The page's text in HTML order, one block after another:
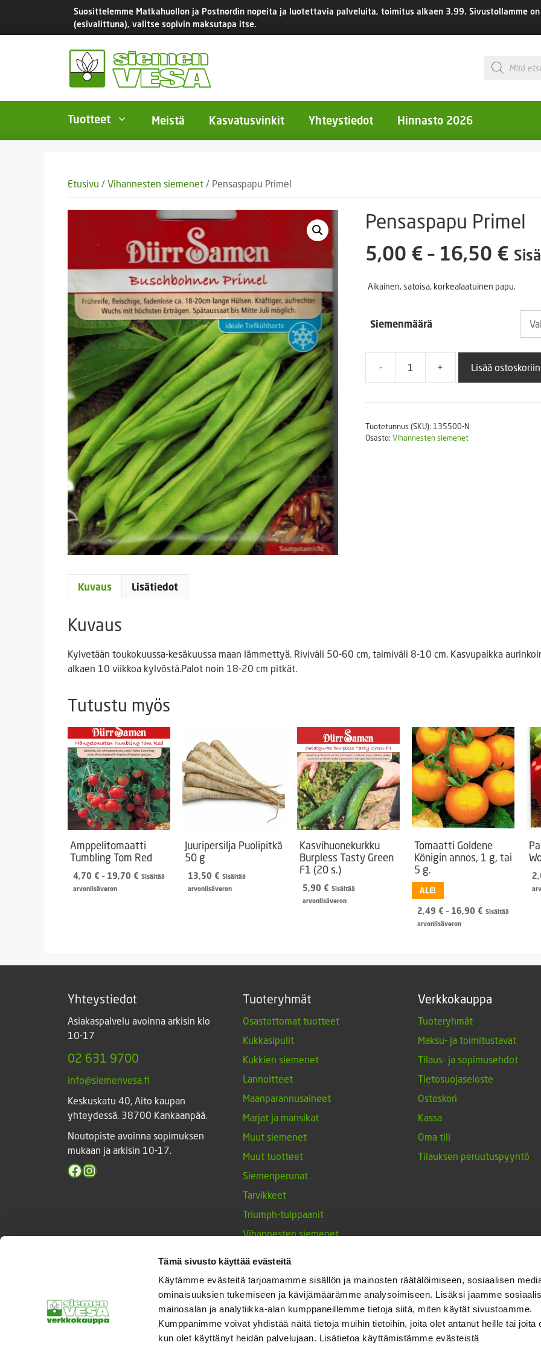
Tämä sivusto käyttää evästeitä
Käytämme evästeitä tarjoamamme sisällön ja mainosten räätälöimiseen, sosiaalisen
ominaisuuksien tukemiseen ja kävijämäärämme analysoimiseen. Lisäksi jaamme
mainosalan ja analytiikka-alan kumppaneillemme tietoja siitä, miten käytät sivustoamme.
Kumppanimme voivat yhdistää näitä tietoja muihin tietoihin, joita olet antanut heille tai joita
kun olet käyttänyt heidän palvelujaan. Lisätietoa käyttämistämme evästeistä
Suosittelemme Matkahuollon ja Postnordin nopeita ja luotettavia palveluita, toimitus alkaen 3,99. Sivustollamme
(esivalittuna), valitse sopivin maksutapa itse.
Products
search
Tuotteet
Salaatit
Monivuotiset kukat
Kaksivuotiset kukat
Ruukut
Askartelutarvikkeet
Meistä Kasvatusvinkit Yhteystiedot Hinnasto 2026
Etusivu / Vihannesten siemenet / Pensaspapu Primel
Pensaspapu Primel
5,00 € – 16,50 €
Aikainen, satoisa, korkealaatuinen papu.
Siemenmäärä
-
Pensaspapu
määrä
+ Lisää ostoskoriin
Tuotetunnus (SKU): 135500-N
Osasto: Vihannesten siemenet
Kuvaus Lisätiedot
Kuvaus
Kylvetään toukokuussa-kesäkuussa maan lämmettyä. Riviväli 50-60 cm, taimiväli 8-10 cm. Kasvupaikka
alkaen 10 viikkoa kylvöstä.Palot noin 18-20 cm pitkät.
Tutustu myös
Amppelitomaatti
Tumbling Tom Red
4,70 € – 19,70 € Hintaluokka:
Sisältää
arvonlisäveron
Juuripersilja Puolipitkä
50 g
13,50 € Sisältää
arvonlisäveron
Kasvihuonekurkku
Burpless Tasty Green
F1 (20 s.)
5,90 € Sisältää
arvonlisäveron
Tomaatti Goldene
Königin annos, 1 g, tai
5 g.
ALE!
2,49 € – 16,90 € Hintaluokka:
Sisältää
arvonlisäveron
Yhteystiedot
Asiakaspalvelu avoinna arkisin klo
10-17
02 631 9700
info@siemenvesa.fi
Keskuskatu 40, Aito kaupan
yhteydessä. 38700 Kankaanpää.
Noutopiste avoinna sopimuksen
mukaan ja arkisin 10-17.
Facebook
Instagram
Tuoteryhmät
Osastottomat tuotteet
Kukkasipulit
Kukkien siemenet
Lannoitteet
Maanparannusaineet
Marjat ja mansikat
Muut siemenet
Muut tuotteet
Siemenperunat
Tarvikkeet
Triumph-tulppaanit
Vihannesten siemenet
Verkkokauppa
Tuoteryhmät
Maksu- ja toimitustavat
Tilaus- ja sopimusehdot
Tietosuojaseloste
Ostoskori
Kassa
Oma tili
Tilauksen peruutuspyyntö
© Siemenvesa